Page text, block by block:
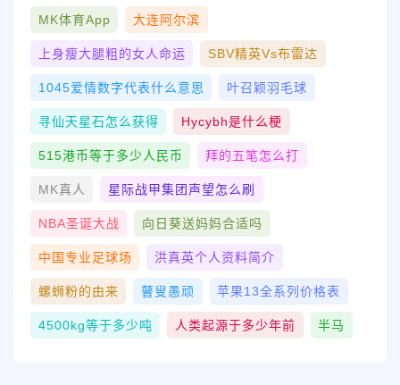
MK体育App 大连阿尔滨
上身瘦大腿粗的女人命运 SBV精英vs布雷达
1045爱情数字代表什么意思 叶召颖羽毛球
寻仙天星石怎么获得 Hycybh是什么梗
515港币等于多少人民币 拜的五笔怎么打
MK真人 星际战甲集团声望怎么刷
NBA圣诞大战 向日葵送妈妈合适吗
中国专业足球场 洪真英个人资料简介
螺蛳粉的由来 瞽叟愚顽 苹果13全系列价格表
4500kg等于多少吨 人类起源于多少年前 半马